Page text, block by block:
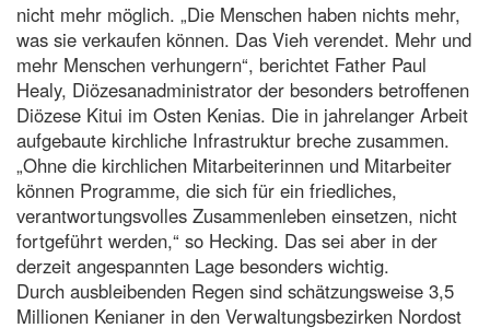
nicht mehr möglich. „Die Menschen haben nichts mehr,
was sie verkaufen können. Das Vieh verendet. Mehr und
mehr Menschen verhungern“, berichtet Father Paul
Healy, Diözesanadministrator der besonders betroffenen
Diözese Kitui im Osten Kenias. Die in jahrelanger Arbeit
aufgebaute kirchliche Infrastruktur breche zusammen.
„Ohne die kirchlichen Mitarbeiterinnen und Mitarbeiter
können Programme, die sich für ein friedliches,
verantwortungsvolles Zusammenleben einsetzen, nicht
fortgeführt werden,“ so Hecking. Das sei aber in der
derzeit angespannten Lage besonders wichtig.
Durch ausbleibenden Regen sind schätzungsweise 3,5
Millionen Kenianer in den Verwaltungsbezirken Nordost